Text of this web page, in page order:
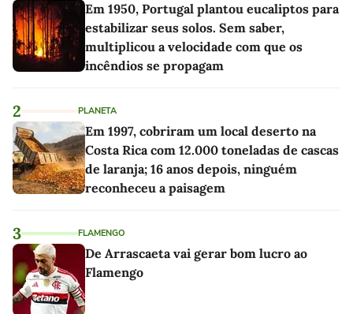
Em 1950, Portugal plantou eucaliptos para
estabilizar seus solos. Sem saber,
multiplicou a velocidade com que os
incêndios se propagam
2 PLANETA
Em 1997, cobriram um local deserto na
Costa Rica com 12.000 toneladas de cascas
de laranja; 16 anos depois, ninguém
reconheceu a paisagem
3 FLAMENGO
De Arrascaeta vai gerar bom lucro ao
Flamengo